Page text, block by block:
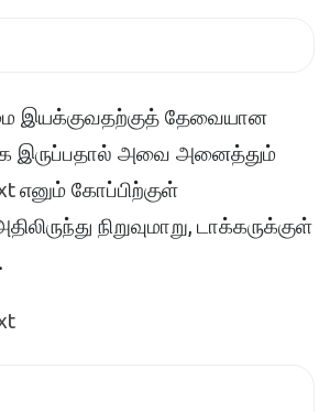
இயக்குவதற்குத் தேவையான
இருப்பதால் அவை அனைத்தும்
எனும் கோப்பிற்குள்
நிறுவுமாறு, டாக்கருக்குள்
.